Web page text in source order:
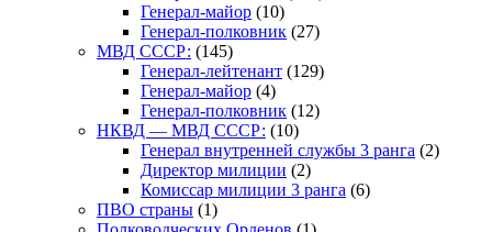
Генерал-майор (10)
Генерал-полковник (27)
МВД СССР: (145)
Генерал-лейтенант (129)
Генерал-майор (4)
Генерал-полковник (12)
НКВД — МВД СССР: (10)
Генерал внутренней службы 3 ранга (2)
Директор милиции (2)
Комиссар милиции 3 ранга (6)
ПВО страны (1)